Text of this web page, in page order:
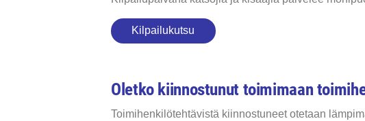
Kilpailukutsu
Oletko kiinnostunut toimimaan
Toimihenkilötehtävistä kiinnostuneet otetaan